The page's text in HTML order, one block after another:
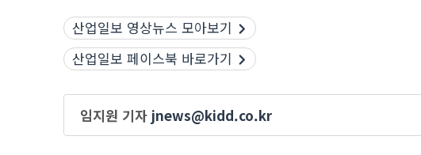
산업일보 영상뉴스 모아보기
산업일보 페이스북 바로가기
임지원 기자 jnews@kidd.co.kr